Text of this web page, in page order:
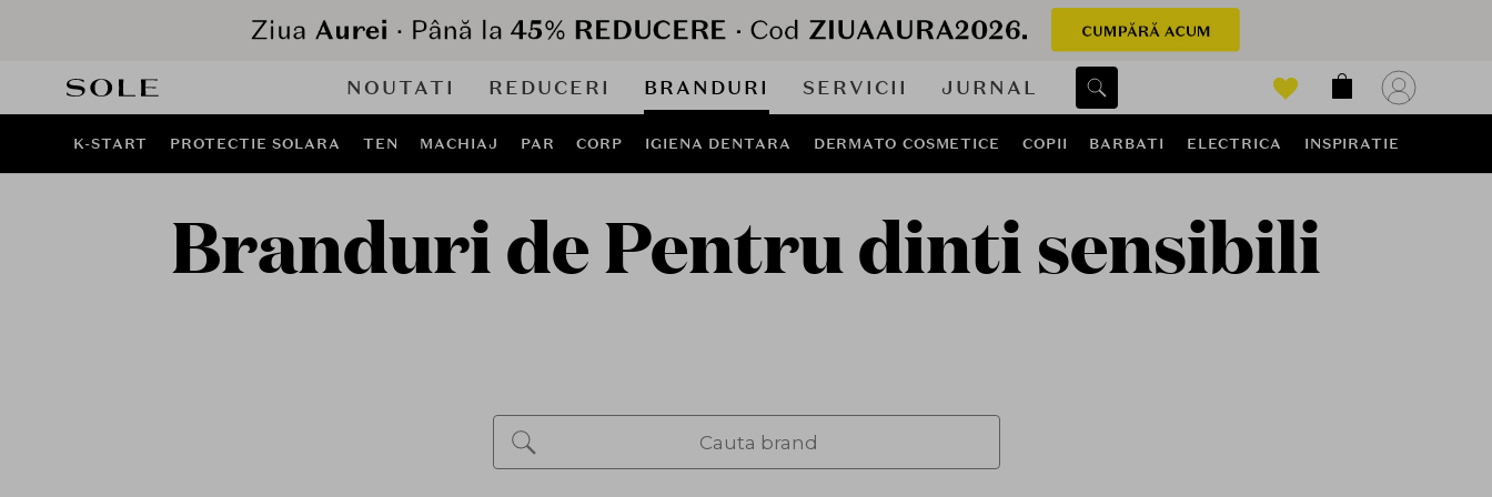
NOUTATI REDUCERI BRANDURI SERVICII JURNAL
K-START PROTECTIE SOLARA TEN MACHIAJ PAR CORP IGIENA DENTARA DERMATO COSMETICE COPII BARBATI ELECTRICA INSPIRATIE
Branduri de Pentru dinti sensibili